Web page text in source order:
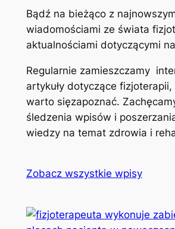
Bądź na bieżąco z
wiadomościami ze świata
aktualnościami dotyczącymi
Regularnie zamieszczamy
artykuły dotyczące
warto sięzapoznać.
śledzenia wpisów i
wiedzy na temat zdrowia i
Zobacz wszystkie wpisy